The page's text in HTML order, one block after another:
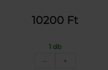
10200 Ft
1 db
–
+